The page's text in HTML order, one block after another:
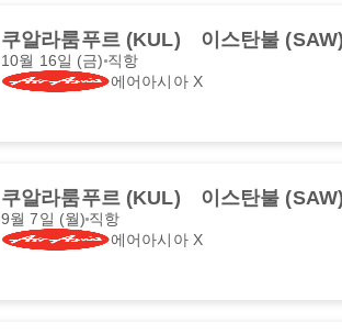
쿠알라룸푸르 (KUL) 이스탄불 (SAW)
10월 16일 (금) 직항
에어아시아 X
쿠알라룸푸르 (KUL) 이스탄불 (SAW)
9월 7일 (월) 직항
에어아시아 X